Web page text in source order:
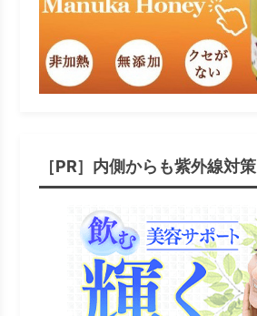
［PR］内側からも紫外線対策